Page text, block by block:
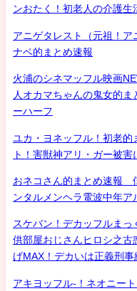
ンおたく！初老人の介護生
アニゲタレスト（元祖！
ナベ的まとめ速報
火浦のシネマッフル映画
人オカマちゃんの鬼女的
ーハーフ
ユカ・ヨネッフル！初老
ト！害獣神アリ・ガー被
おネコさん的まとめ速報
ンタルメンヘラ電波中年
スケバン！デカッフルま
供部屋おじさんヒロシ之古
げMAX！デカいは正義刑事
アキヨッフル-！ネオニー